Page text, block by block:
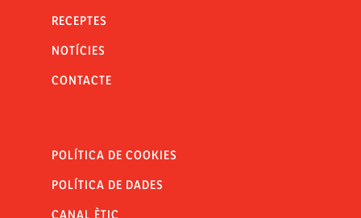
RECEPTES
NOTÍCIES
CONTACTE
POLÍTICA DE COOKIES
POLÍTICA DE DADES
CANAL ÈTIC